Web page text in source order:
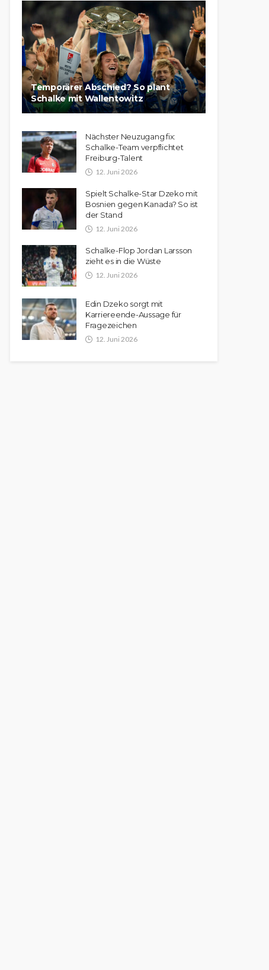
Temporärer Abschied? So plant
Schalke mit Wallentowitz
Nächster Neuzugang fix:
Schalke-Team verpflichtet
Freiburg-Talent
12. Juni 2026
Spielt Schalke-Star Dzeko mit
Bosnien gegen Kanada? So ist
der Stand
12. Juni 2026
Schalke-Flop Jordan Larsson
zieht es in die Wüste
12. Juni 2026
Edin Dzeko sorgt mit
Karriereende-Aussage für
Fragezeichen
12. Juni 2026